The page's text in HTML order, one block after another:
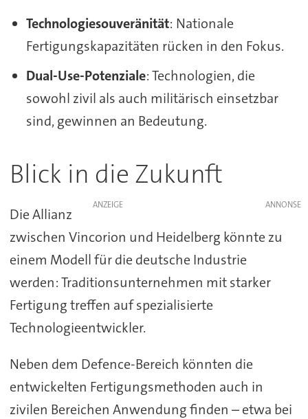
Technologiesouveränität: Nationale
Fertigungskapazitäten rücken in den Fokus.
Dual-Use-Potenziale: Technologien, die
sowohl zivil als auch militärisch einsetzbar
sind, gewinnen an Bedeutung.
Blick in die Zukunft
ANZEIGE
Die Allianz
zwischen Vincorion und Heidelberg könnte zu
einem Modell für die deutsche Industrie
werden: Traditionsunternehmen mit starker
Fertigung treffen auf spezialisierte
Technologieentwickler.
Neben dem Defence-Bereich könnten die
entwickelten Fertigungsmethoden auch in
zivilen Bereichen Anwendung finden – etwa bei